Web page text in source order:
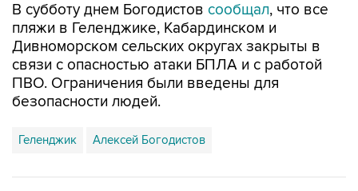
В субботу днем Богодистов сообщал, что все
пляжи в Геленджике, Кабардинском и
Дивноморском сельских округах закрыты в
связи с опасностью атаки БПЛА и с работой
ПВО. Ограничения были введены для
безопасности людей.
Геленджик Алексей Богодистов